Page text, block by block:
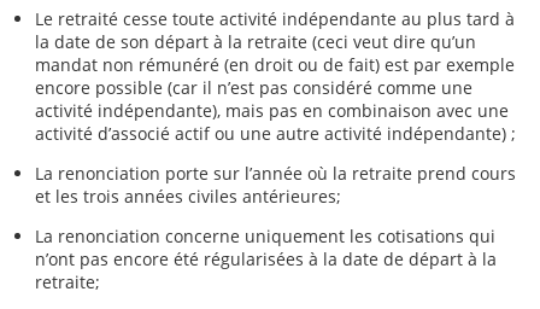
Le retraité cesse toute activité indépendante au plus tard à
la date de son départ à la retraite (ceci veut dire qu’un
mandat non rémunéré (en droit ou de fait) est par exemple
encore possible (car il n’est pas considéré comme une
activité indépendante), mais pas en combinaison avec une
activité d’associé actif ou une autre activité indépendante) ;
La renonciation porte sur l’année où la retraite prend cours
et les trois années civiles antérieures;
La renonciation concerne uniquement les cotisations qui
n’ont pas encore été régularisées à la date de départ à la
retraite;